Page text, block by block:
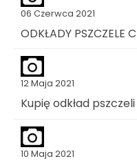
06 Czerwca 2021
ODKŁADY PSZCZELE
12 Maja 2021
Kupię odkład
10 Maja 2021